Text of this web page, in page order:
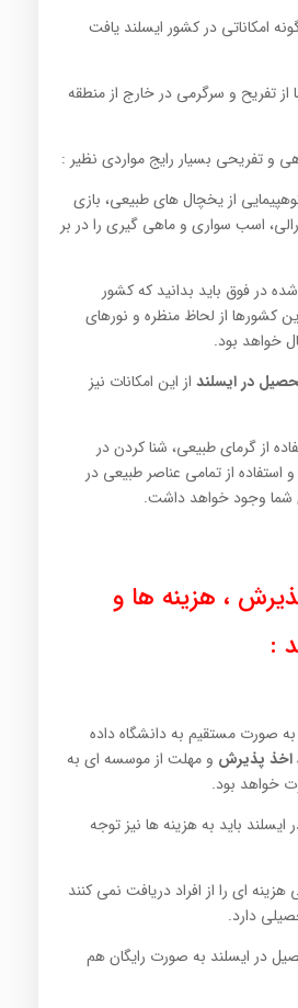
امکاناتی در کشور ایسلند یافت
تفریح و سرگرمی در خارج از منطقه
و تفریحی بسیار رایج مواردی نظیر :
از یخچال های طبیعی، بازی
اسب سواری و ماهی گیری را در بر
شده در فوق باید بدانید که کشور
کشورها از لحاظ منظره و نورهای
خواهد بود.
در ایسلند از این امکانات نیز
از گرمای طبیعی، شنا کردن در
از تمامی عناصر طبیعی در
شما وجود خواهد داشت.
، هزینه ها و
:
صورت مستقیم به دانشگاه داده
اخذ پذیرش و مهلت از موسسه ای به
خواهد بود.
باید به هزینه ها نیز توجه
ای را از افراد دریافت نمی کنند
دارد.
در ایسلند به صورت رایگان هم